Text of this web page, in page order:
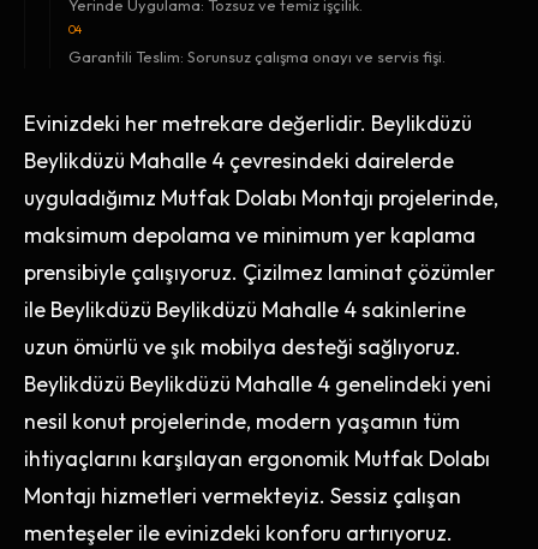
Yerinde Uygulama: Tozsuz ve temiz işçilik.
04
Garantili Teslim: Sorunsuz çalışma onayı ve servis fişi.
Evinizdeki her metrekare değerlidir. Beylikdüzü
Beylikdüzü Mahalle 4 çevresindeki dairelerde
uyguladığımız Mutfak Dolabı Montajı projelerinde,
maksimum depolama ve minimum yer kaplama
prensibiyle çalışıyoruz. Çizilmez laminat çözümler
ile Beylikdüzü Beylikdüzü Mahalle 4 sakinlerine
uzun ömürlü ve şık mobilya desteği sağlıyoruz.
Beylikdüzü Beylikdüzü Mahalle 4 genelindeki yeni
nesil konut projelerinde, modern yaşamın tüm
ihtiyaçlarını karşılayan ergonomik Mutfak Dolabı
Montajı hizmetleri vermekteyiz. Sessiz çalışan
menteşeler ile evinizdeki konforu artırıyoruz.